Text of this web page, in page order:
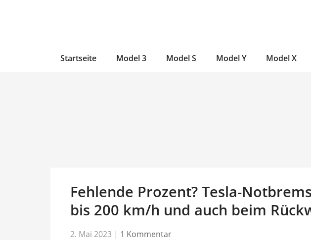
Startseite Model 3 Model S Model Y Model X
Fehlende Prozent? Tesla-
bis 200 km/h und auch beim
2. Mai 2023 | 1 Kommentar